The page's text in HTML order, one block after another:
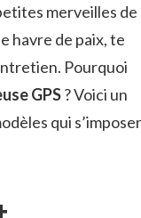
merveilles de
havre de paix, te
Pourquoi
GPS? Voici un
qui